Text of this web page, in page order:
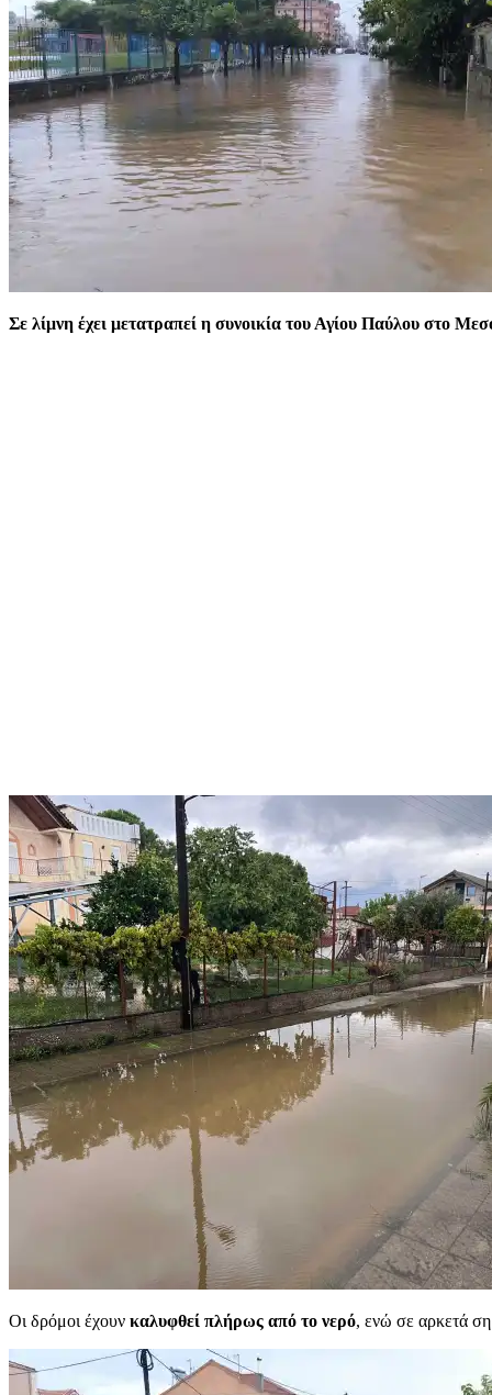
Σε λίμνη έχει μετατραπεί η συνοικία του Αγίου Παύλου στο
Οι δρόμοι έχουν καλυφθεί πλήρως από το νερό, ενώ σε αρκετά